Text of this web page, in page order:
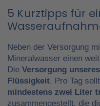
5 Kurztipps für
Neben der Versorgung
Mineralwasser einen
Die Versorgung
Flüssigkeit. Pro Tag
mindestens zwei Liter
zusammengestellt, die